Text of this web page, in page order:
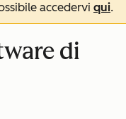
accedervi qui.
di